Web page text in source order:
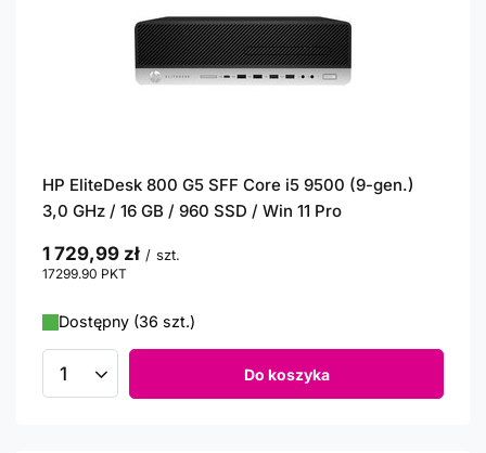
HP EliteDesk 800 G5 SFF Core i5 9500 (9-gen.)
3,0 GHz / 16 GB / 960 SSD / Win 11 Pro
1 729,99 zł / szt.
17299.90 PKT
Dostępny (36 szt.)
Ilość produktów Do koszyka